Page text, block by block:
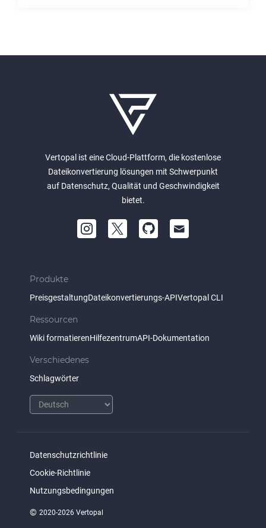
Vertopal ist eine Cloud-Plattform, die kostenlose
Dateikonvertierung lösungen mit Schwerpunkt
auf Datenschutz, Qualität und Geschwindigkeit
bietet.
Produkte
PreisgestaltungDateikonvertierungs-APIVertopal CLI
Ressourcen
Wiki formatierenHilfezentrumAPI-Dokumentation
Verschiedenes
Schlagwörter
Datenschutzrichtlinie
Cookie-Richtlinie
Nutzungsbedingungen
© 2020-2026 Vertopal